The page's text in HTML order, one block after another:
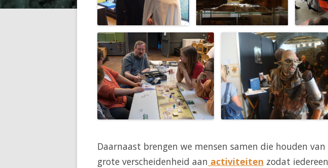
Daarnaast brengen we mensen samen die houden
grote verscheidenheid aan activiteiten zodat